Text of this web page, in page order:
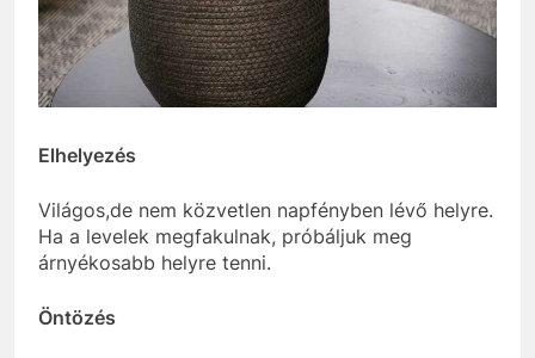
Elhelyezés
Világos,de nem közvetlen napfényben lévő helyre.
Ha a levelek megfakulnak, próbáljuk meg
árnyékosabb helyre tenni.
Öntözés